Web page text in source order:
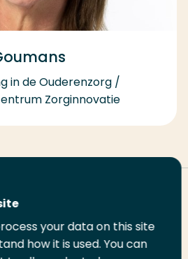
in de Ouderenzorg /
Zorginnovatie
Print
your data on this site
how it is used. You can